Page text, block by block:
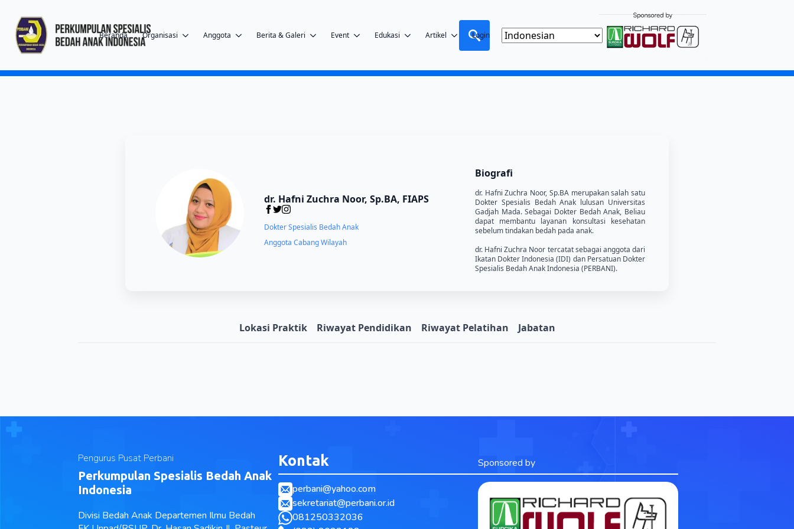
Beranda Organisasi Anggota Berita & Galeri Event Edukasi Artikel Login
for:
dr. Hafni Zuchra Noor, Sp.BA, FIAPS
Dokter Spesialis Bedah Anak
Anggota Cabang Wilayah
Biografi
dr. Hafni Zuchra Noor, Sp.BA merupakan salah satu
Dokter Spesialis Bedah Anak lulusan Universitas
Gadjah Mada. Sebagai Dokter Bedah Anak, Beliau
dapat membantu layanan konsultasi kesehatan
sebelum tindakan bedah pada anak.
dr. Hafni Zuchra Noor tercatat sebagai anggota dari
Ikatan Dokter Indonesia (IDI) dan Persatuan Dokter
Spesialis Bedah Anak Indonesia (PERBANI).
Lokasi Praktik Riwayat Pendidikan Riwayat Pelatihan Jabatan
Pengurus Pusat Perbani
Perkumpulan Spesialis Bedah Anak
Indonesia
Divisi Bedah Anak Departemen Ilmu Bedah
Kontak
perbani@yahoo.com
sekretariat@perbani.or.id
081250332036
Sponsored by